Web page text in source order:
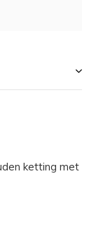
ketting met